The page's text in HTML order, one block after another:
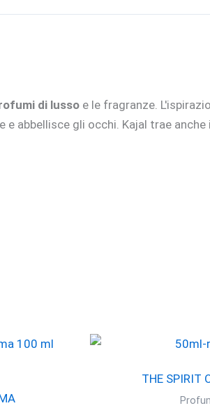
di lusso e le fragranze.
abbellisce gli occhi. Kajal trae
THE SPIRIT